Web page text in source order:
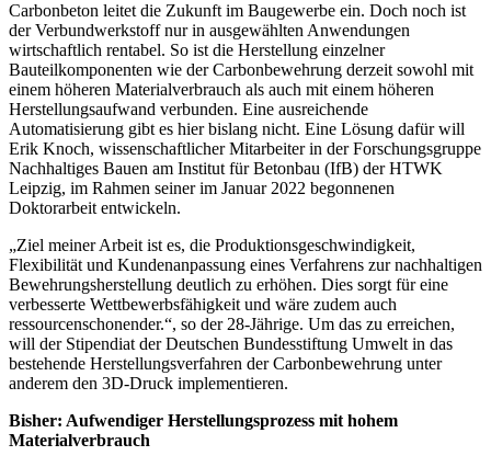
Carbonbeton leitet die Zukunft im Baugewerbe ein. Doch noch ist
der Verbundwerkstoff nur in ausgewählten Anwendungen
wirtschaftlich rentabel. So ist die Herstellung einzelner
Bauteilkomponenten wie der Carbonbewehrung derzeit sowohl mit
einem höheren Materialverbrauch als auch mit einem höheren
Herstellungsaufwand verbunden. Eine ausreichende
Automatisierung gibt es hier bislang nicht. Eine Lösung dafür will
Erik Knoch, wissenschaftlicher Mitarbeiter in der Forschungsgruppe
Nachhaltiges Bauen am Institut für Betonbau (IfB) der HTWK
Leipzig, im Rahmen seiner im Januar 2022 begonnenen
Doktorarbeit entwickeln.
„Ziel meiner Arbeit ist es, die Produktionsgeschwindigkeit,
Flexibilität und Kundenanpassung eines Verfahrens zur nachhaltigen
Bewehrungsherstellung deutlich zu erhöhen. Dies sorgt für eine
verbesserte Wettbewerbsfähigkeit und wäre zudem auch
ressourcenschonender.“, so der 28-Jährige. Um das zu erreichen,
will der Stipendiat der Deutschen Bundesstiftung Umwelt in das
bestehende Herstellungsverfahren der Carbonbewehrung unter
anderem den 3D-Druck implementieren.
Bisher: Aufwendiger Herstellungsprozess mit hohem
Materialverbrauch